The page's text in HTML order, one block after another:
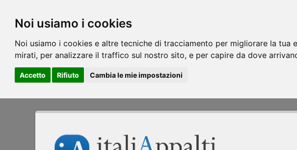
Noi usiamo i cookies
Noi usiamo i cookies e altre tecniche di tracciamento per migliorare la
mirati, per analizzare il traffico sul nostro sito, e per capire da dove
Accetto Rifiuto Cambia le mie impostazioni